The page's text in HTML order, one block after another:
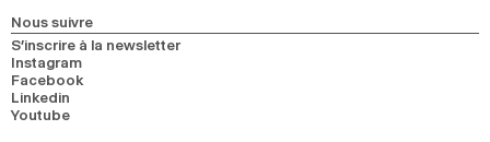
2024
RECHERCHE
Nous suivre
S’inscrire à la newsletter
Instagram
Facebook
Linkedin
Youtube